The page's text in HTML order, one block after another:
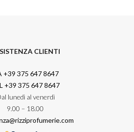
CLIENTI
+39 375 647 8647
+39 375 647 8647
lunedì al venerdì
9.00 – 18.00